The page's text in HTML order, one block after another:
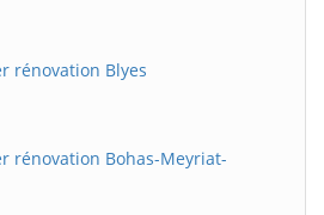
rénovation Blyes
rénovation Bohas-Meyriat-